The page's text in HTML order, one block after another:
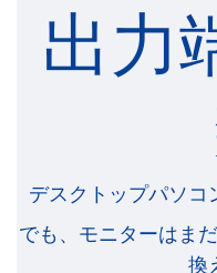
出力
デスクトップパソコ
でも、モニターはま
換